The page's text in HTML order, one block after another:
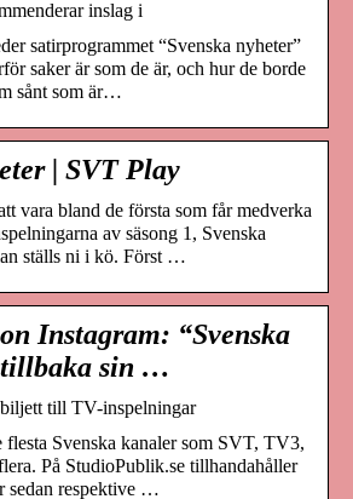
inslag i
satirprogrammet “Svenska nyheter”
saker är som de är, och hur de borde
sånt som är…
| SVT Play
vara bland de första som får medverka
av säsong 1, Svenska
ställs ni i kö. Först …
Instagram: “Svenska
sin …
till TV-inspelningar
Svenska kanaler som SVT, TV3,
På StudioPublik.se tillhandahåller
sedan respektive …